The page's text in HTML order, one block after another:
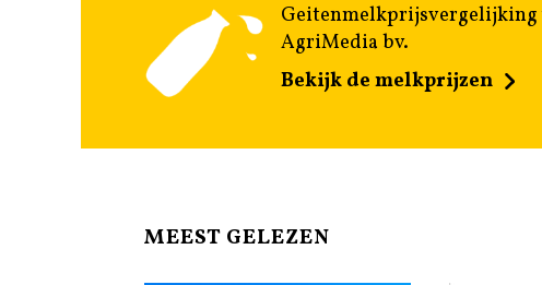
Geitenmelkprijsvergelijking
AgriMedia bv.
Bekijk de melkprijzen
MEEST GELEZEN